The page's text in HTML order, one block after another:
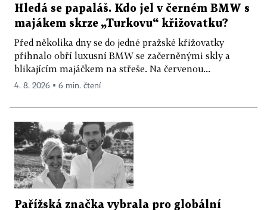
Hledá se papaláš. Kdo jel v černém BMW s
majákem skrze „Turkovu“ křižovatku?
Před několika dny se do jedné pražské křižovatky
přihnalo obří luxusní BMW se začerněnými skly a
blikajícím majáčkem na střeše. Na červenou...
4. 8. 2026 ▪ 6 min. čtení
Pařížská značka vybrala pro globální